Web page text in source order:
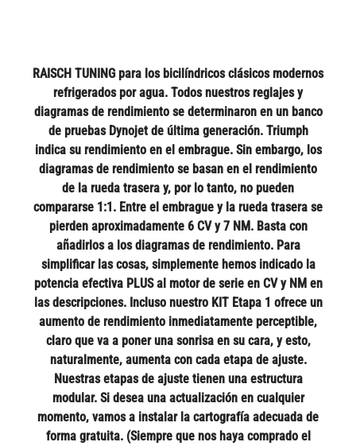
RAISCH TUNING para los bicilíndricos clásicos modernos
refrigerados por agua. Todos nuestros reglajes y
diagramas de rendimiento se determinaron en un banco
de pruebas Dynojet de última generación. Triumph
indica su rendimiento en el embrague. Sin embargo, los
diagramas de rendimiento se basan en el rendimiento
de la rueda trasera y, por lo tanto, no pueden
compararse 1:1. Entre el embrague y la rueda trasera se
pierden aproximadamente 6 CV y 7 NM. Basta con
añadirlos a los diagramas de rendimiento. Para
simplificar las cosas, simplemente hemos indicado la
potencia efectiva PLUS al motor de serie en CV y NM en
las descripciones. Incluso nuestro KIT Etapa 1 ofrece un
aumento de rendimiento inmediatamente perceptible,
claro que va a poner una sonrisa en su cara, y esto,
naturalmente, aumenta con cada etapa de ajuste.
Nuestras etapas de ajuste tienen una estructura
modular. Si desea una actualización en cualquier
momento, vamos a instalar la cartografía adecuada de
forma gratuita. (Siempre que nos haya comprado el